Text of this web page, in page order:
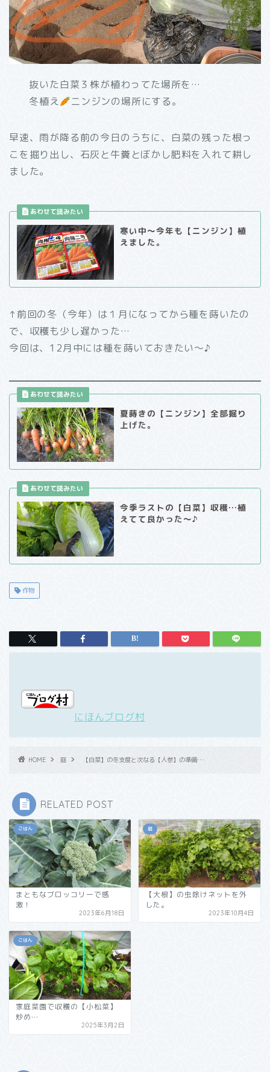
抜いた白菜３株が植わってた場所を…
冬植え
ニンジンの場所にする。
早速、雨が降る前の今日のうちに、白菜の残った根っ
こを掘り出し、石灰と牛糞とぼかし肥料を入れて耕し
ました。
寒い中～今年も【ニンジン】植
えました。
↑前回の冬（今年）は１月になってから種を蒔いたの
で、収穫も少し遅かった…
今回は、12月中には種を蒔いておきたい～♪
夏蒔きの【ニンジン】全部掘り
上げた。
今季ラストの【白菜】収穫…植
えてて良かった～♪
作物
にほんブログ村
HOME 庭 【白菜】の冬支度と次なる【人参】の準備…
RELATED POST
ごはん
まともなブロッコリーで感
激！
2023年6月18日
庭
【大根】の虫除けネットを外
した。
2023年10月4日
ごはん
家庭菜園で収穫の【小松菜】
炒め…
2025年3月2日